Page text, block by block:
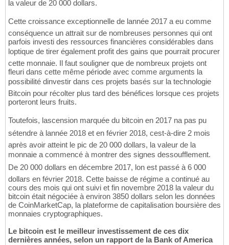
la valeur de 20 000 dollars.
Cette croissance exceptionnelle de lannée 2017 a eu comme
conséquence un attrait sur de nombreuses personnes qui ont
parfois investi des ressources financières considérables dans
loptique de tirer également profit des gains que pourrait procurer
cette monnaie. Il faut souligner que de nombreux projets ont
fleuri dans cette même période avec comme arguments la
possibilité dinvestir dans ces projets basés sur la technologie
Bitcoin pour récolter plus tard des bénéfices lorsque ces projets
porteront leurs fruits.
Toutefois, lascension marquée du bitcoin en 2017 na pas pu
sétendre à lannée 2018 et en février 2018, cest-à-dire 2 mois
après avoir atteint le pic de 20 000 dollars, la valeur de la
monnaie a commencé à montrer des signes dessoufflement.
De 20 000 dollars en décembre 2017, lon est passé à 6 000
dollars en février 2018. Cette baisse de régime a continué au
cours des mois qui ont suivi et fin novembre 2018 la valeur du
bitcoin était négociée à environ 3850 dollars selon les données
de CoinMarketCap, la plateforme de capitalisation boursière des
monnaies cryptographiques.
Le bitcoin est le meilleur investissement de ces dix
dernières années, selon un rapport de la Bank of America